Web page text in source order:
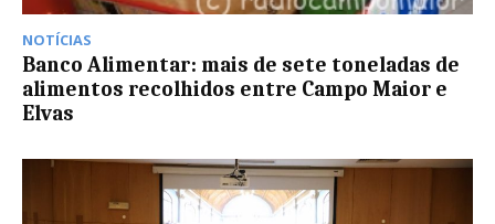
NOTÍCIAS
Banco Alimentar: mais de sete toneladas de
alimentos recolhidos entre Campo Maior e
Elvas